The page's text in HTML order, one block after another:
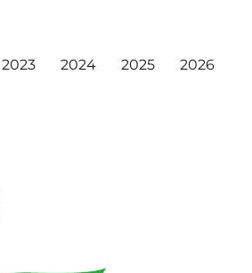
2023 2024 2025 2026